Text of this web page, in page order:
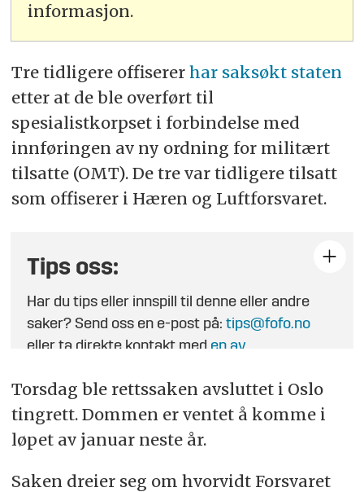
informasjon.
Tre tidligere offiserer har saksøkt staten
etter at de ble overført til
spesialistkorpset i forbindelse med
innføringen av ny ordning for militært
tilsatte (OMT). De tre var tidligere tilsatt
som offiserer i Hæren og Luftforsvaret.
Tips oss:
Har du tips eller innspill til denne eller andre
saker? Send oss en e-post på:tips@fofo.no
eller ta direkte kontakt med en av
Torsdag ble rettssaken avsluttet i Oslo
tingrett. Dommen er ventet å komme i
løpet av januar neste år.
Saken dreier seg om hvorvidt Forsvaret